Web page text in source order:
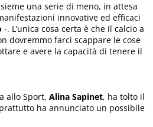
una serie di meno, in attesa
innovative ed efficaci
-. L’unica cosa certa è che il calcio a
dovremmo farci scappare le cose
e avere la capacità di tenere il
allo Sport,Alina Sapinet, ha tolto il
ha annunciato un possibile